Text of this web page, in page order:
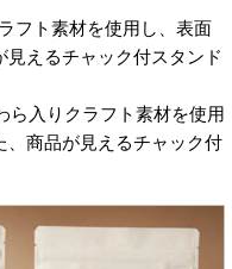
フト素材を使用し、表面
えるチャック付スタンド
ら入りクラフト素材を使用
、商品が見えるチャック付